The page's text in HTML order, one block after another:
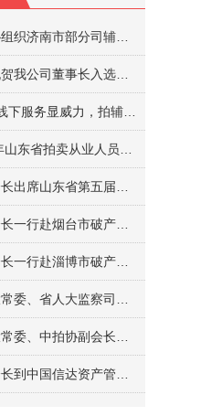
市部分司辅入库的拍卖企业召开座谈会
事长入选山东省公共资源交易中心首批专家智库！
显威力，拍辅帮助力破产资产拍卖成交
拍卖从业人员线下交流培训圆满结束
届拍卖师大赛“金诺国拍杯”暨全国拍卖师竞赛山东预选赛活动并讲话
赴烟台市破产管理人协会调研交流
赴淄博市破产管理人协会调研考察
大监察司法委员会委员李伟一行到省法院调研
长、省破产管理人协会副会长李伟一行来济南中院调研指导工作
信达资产管理公司山东分公司走访调研